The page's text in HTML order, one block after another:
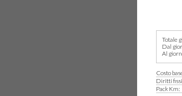
Totale
Dal
Al
Costo
Diritti fissi
Pack